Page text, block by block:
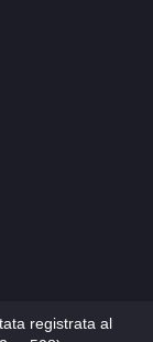
registrata al